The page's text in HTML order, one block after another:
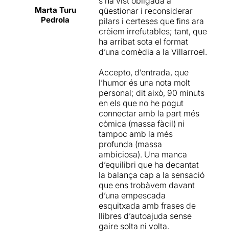
entrant al joc organitzat.
L’Àngels Gonyalonses
reafirma com a la gran actriu
que és i ens dedica uns dels
pocs moments musicals de
l’obra. EnRoger Comano
esplèndid en el paper de noi
desorientat que ha provat
totes les teràpies orientals
com a fórmules per trobar el
seu benestar. L’ Andrea Ros
té un paper clau en els
esdeveniments i ho fa amb
tot el rigor d’una bona actriu.
És una obra escrita i dirigida
perCristina Clemente i
Marc Angelet. Ho entenc
com una crítica àcida a
l’excessiva utilització actual
de totes les teràpies
alternatives i ajudes per
Els actors executen el seu
paper a la perfecció –
destaco personalment el
paper de Roger Coma– per
tal de crear aquell delicat
la lleugeresa i el parlar
seriosament des de l’humor.
A vegades però, el text es
queda a mig camí sense
tocar la profunditat ni la
rialla que –al meu entendre–
es busca. I és que no és fàcil
encetar un meló d’aquesta
envergadura –egos, teràpia,
traumes i nens interiors ferits
– i sortir-ne plenament
reeixit. I més quan Lapònia
(escrita pels mateixos
dramaturgs) ens havia
deixar les expectatives tan
altes! Això sí, l’obra és molt
Marta Turu
Pedrola
qüestionar i reconsiderar
pilars i certeses que fins ara
crèiem irrefutables; tant, que
ha arribat sota el format
d’una comèdia a la Villarroel.
Accepto, d’entrada, que
l’humor és una nota molt
personal; dit això, 90 minuts
en els que no he pogut
connectar amb la part més
còmica (massa fàcil) ni
tampoc amb la més
profunda (massa
ambiciosa). Una manca
d’equilibri que ha decantat
la balança cap a la sensació
que ens trobàvem davant
d’una empescada
esquitxada amb frases de
llibres d’autoajuda sense
gaire solta ni volta.